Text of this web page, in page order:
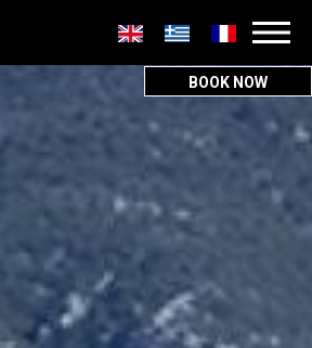
BOOK NOW